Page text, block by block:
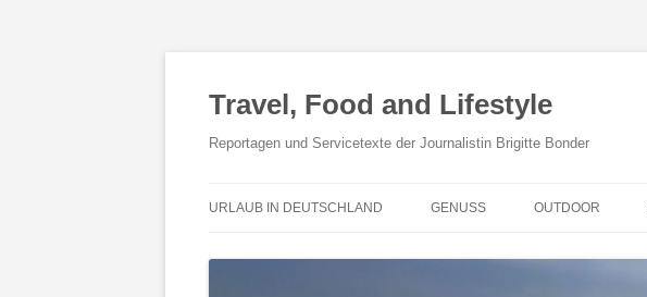
Travel, Food and Lifestyle
Reportagen und Servicetexte der Journalistin Brigitte Bonder
URLAUB IN DEUTSCHLAND GENUSS OUTDOOR